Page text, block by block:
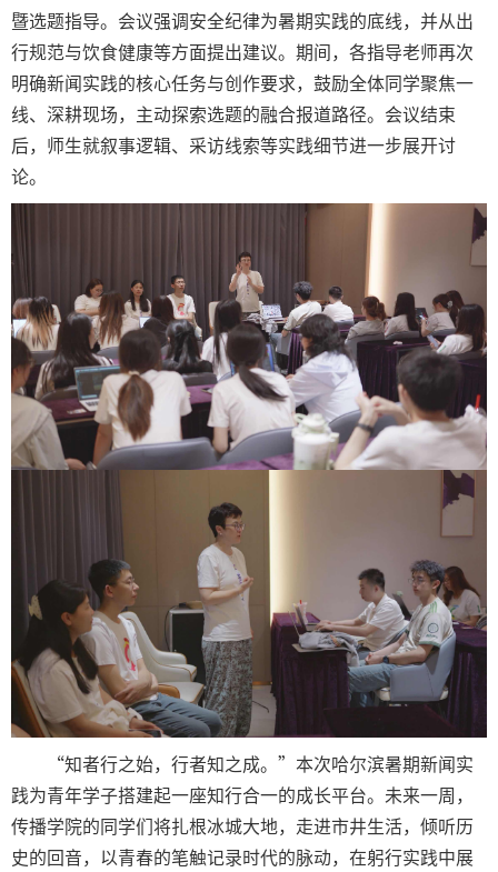
暨选题指导。会议强调安全纪律为暑期实践的底线，并从出
行规范与饮食健康等方面提出建议。期间，各指导老师再次
明确新闻实践的核心任务与创作要求，鼓励全体同学聚焦一
线、深耕现场，主动探索选题的融合报道路径。会议结束
后，师生就叙事逻辑、采访线索等实践细节进一步展开讨
论。
“知者行之始，行者知之成。”本次哈尔滨暑期新闻实
践为青年学子搭建起一座知行合一的成长平台。未来一周，
传播学院的同学们将扎根冰城大地，走进市井生活，倾听历
史的回音，以青春的笔触记录时代的脉动，在躬行实践中展